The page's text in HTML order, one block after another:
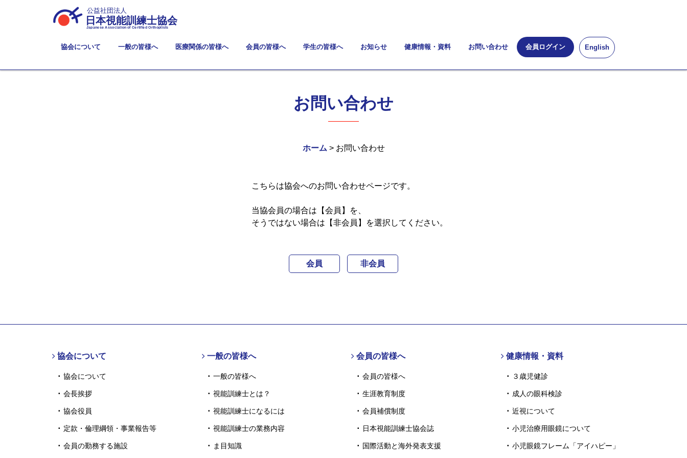
公益社団法人
日本視能訓練士協会
Japanese Association of Certified Orthoptists
協会について 一般の皆様へ 医療関係の皆様へ 会員の皆様へ 学生の皆様へ お知らせ 健康情報・資料 お問い合わせ 会員ログイン English
お問い合わせ
ホーム > お問い合わせ
こちらは協会へのお問い合わせページです。
当協会員の場合は【会員】を、
そうではない場合は【非会員】を選択してください。
会員 非会員
協会について
協会について
会長挨拶
協会役員
定款・倫理綱領・事業報告等
会員の勤務する施設
一般の皆様へ
一般の皆様へ
視能訓練士とは？
視能訓練士になるには
視能訓練士の業務内容
ま目知識
会員の皆様へ
会員の皆様へ
生涯教育制度
会員補償制度
日本視能訓練士協会誌
国際活動と海外発表支援
健康情報・資料
３歳児健診
成人の眼科検診
近視について
小児治療用眼鏡について
小児眼鏡フレーム「アイハピー」